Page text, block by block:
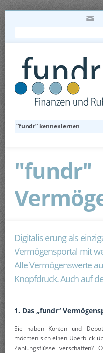
"fundr"
Digitalisierung als
Vermögensportal mit
Alle Vermögenswerte
Knopfdruck. Auch auf
1. Das „fundr“
Sie haben Konten und
möchten sich einen Überblick
Zahlungsflüsse verschaffen?